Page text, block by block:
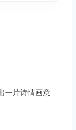
一片诗情画意